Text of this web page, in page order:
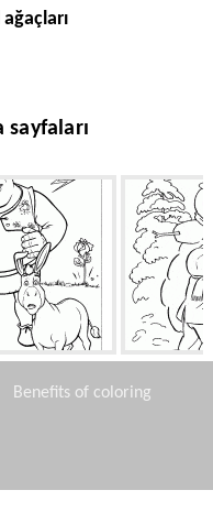
sayfaları
ve Shrek
Kardan
Benefits of coloring